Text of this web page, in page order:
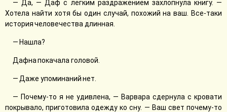
— Да, — Даф с легким раздражением захлопнула книгу. —
Хотела найти хотя бы один случай, похожий на ваш. Все-таки
история человечества длинная.
— Нашла?
Дафна покачала головой.
— Даже упоминаний нет.
— Почему-то я не удивлена, — Варвара сдернула с кровати
покрывало, приготовила одежду ко сну. — Ваш свет почему-то